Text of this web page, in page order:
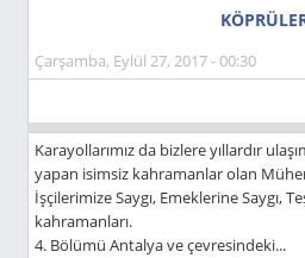
Çarşamba, Eylül 27, 2017 - 00:30
Karayollarımız da bizlere yıllardır
yapan isimsiz kahramanlar olan
İşçilerimize Saygı, Emeklerine Saygı,
kahramanları.
4. Bölümü Antalya ve çevresindeki...